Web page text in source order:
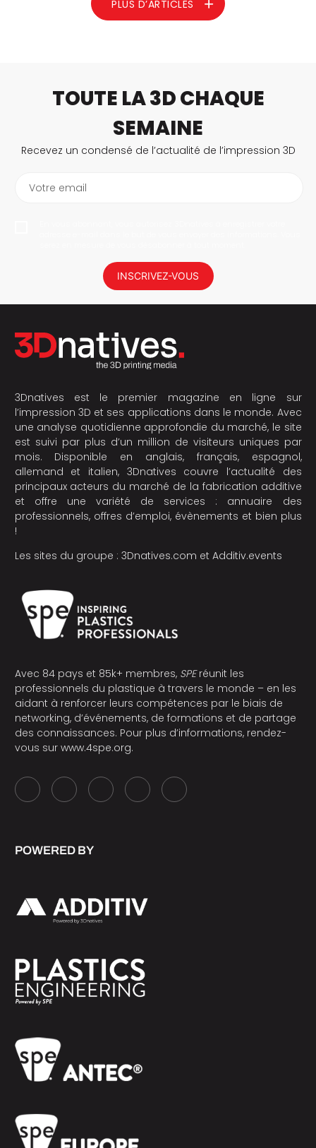
PLUS D’ARTICLES
TOUTE LA 3D CHAQUE
SEMAINE
Recevez un condensé de l’actualité de l’impression 3D
Votre email
INSCRIVEZ-VOUS
3Dnatives est le premier magazine en ligne sur
l’impression 3D et ses applications dans le monde. Avec
une analyse quotidienne approfondie du marché, le site
est suivi par plus d’un million de visiteurs uniques par
mois. Disponible en anglais, français, espagnol,
allemand et italien, 3Dnatives couvre l’actualité des
principaux acteurs du marché de la fabrication additive
et offre une variété de services : annuaire des
professionnels, offres d’emploi, évènements et bien plus
!
Les sites du groupe : 3Dnatives.com et Additiv.events
Avec 84 pays et 85k+ membres, SPEréunit les
professionnels du plastique à travers le monde – en les
aidant à renforcer leurs compétences par le biais de
networking, d’événements, de formations et de partage
des connaissances. Pour plus d’informations, rendez-
vous sur www.4spe.org.
POWERED BY